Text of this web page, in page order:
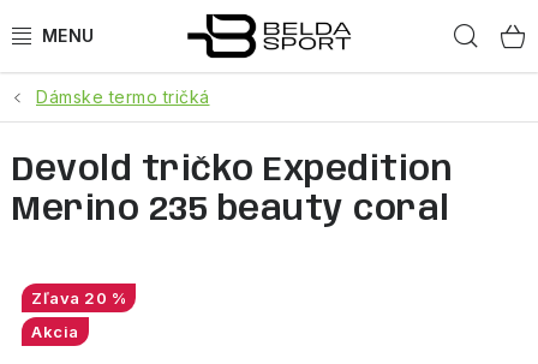
na
ŠPORTY
BEH
GOLDBERGH
OBLEČENIE
Dámske termo tričká
Devold tričko Expedition
Merino 235 beauty coral
20 %
Akcia